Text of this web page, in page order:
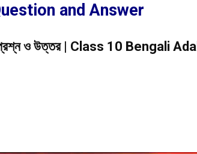
and Answer
প্রশ্ন ও উত্তর | Class 10 Bengali Adal